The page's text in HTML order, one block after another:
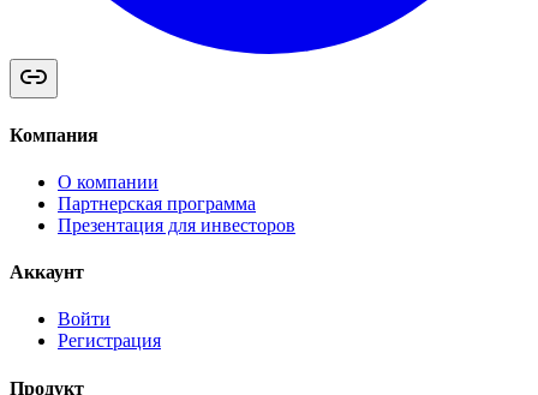
Компания
О компании
Партнерская программа
Презентация для инвесторов
Аккаунт
Войти
Регистрация
Продукт